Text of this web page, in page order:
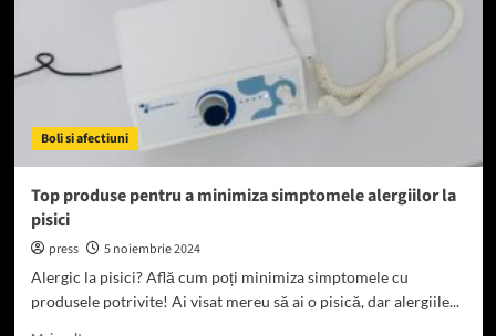
Boli si afectiuni
Top produse pentru a minimiza simptomele alergiilor la
pisici
press
5 noiembrie 2024
Alergic la pisici? Află cum poți minimiza simptomele cu
produsele potrivite! Ai visat mereu să ai o pisică, dar alergiile...